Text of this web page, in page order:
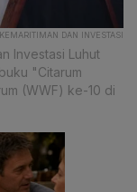
DAN INVESTASI
Investasi Luhut
"Citarum
(WWF) ke-10 di